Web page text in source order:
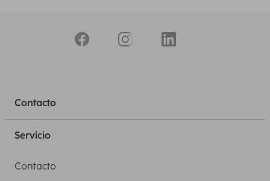
Contacto
Servicio
Contacto